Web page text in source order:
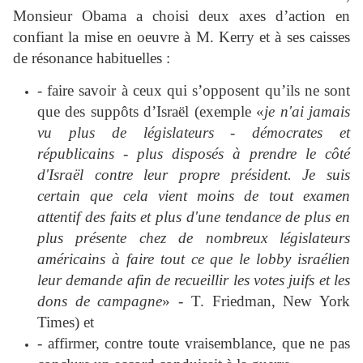
Monsieur Obama a choisi deux axes d’action en
confiant la mise en oeuvre à M. Kerry et à ses caisses
de résonance habituelles :
- faire savoir à ceux qui s’opposent qu’ils ne sont
que des suppôts d’Israël (exemple «je n'ai jamais
vu plus de
législateurs -
démocrates et
républicains - plus disposés à prendre le côté
d'Israël
contre leur propre président.
Je suis
certain que
cela vient moins de tout examen
attentif des faits et plus d'une tendance de plus en
plus présente chez
de nombreux législateurs
américains à faire tout ce que le lobby israélien
leur demande afin de recueillir les votes juifs et les
dons de campagne» - T. Friedman, New York
Times) et
- affirmer, contre toute vraisemblance, que ne pas